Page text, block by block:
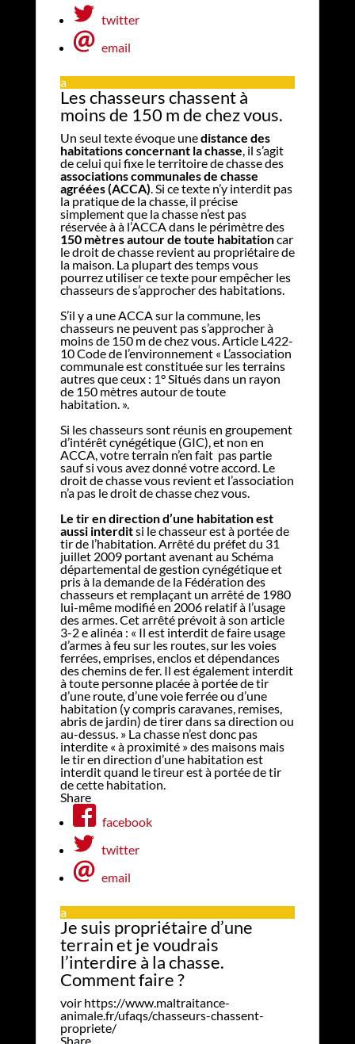
twitter
email
a
Les chasseurs chassent à
moins de 150 m de chez vous.
Un seul texte évoque unedistance des
habitations concernant la chasse , il s’agit
de celui qui fixe le territoire de chasse des
associations communales de chasse
agréées (ACCA) . Si ce texte n’y interdit pas
la pratique de la chasse, il précise
simplement que la chasse n’est pas
réservée à à l’ACCA dans le périmètre des
150 mètres autour de toute habitationcar
le droit de chasse revient au propriétaire de
la maison. La plupart des temps vous
pourrez utiliser ce texte pour empêcher les
chasseurs de s’approcher des habitations.
S’il y a une ACCA sur la commune, les
chasseurs ne peuvent pas s’approcher à
moins de 150 m de chez vous. Article L422-
10 Code de l’environnement « L’association
communale est constituée sur les terrains
autres que ceux : 1° Situés dans un rayon
de 150 mètres autour de toute
habitation. ».
Si les chasseurs sont réunis en groupement
d’intérêt cynégétique (GIC), et non en
ACCA, votre terrain n’en fait pas partie
sauf si vous avez donné votre accord. Le
droit de chasse vous revient et l’association
n’a pas le droit de chasse chez vous.
Le tir en direction d’une habitation est
aussi interditsi le chasseur est à portée de
tir de l’habitation. Arrêté du préfet du 31
juillet 2009 portant avenant au Schéma
départemental de gestion cynégétique et
pris à la demande de la Fédération des
chasseurs et remplaçant un arrêté de 1980
lui-même modifié en 2006 relatif à l’usage
des armes. Cet arrêté prévoit à son article
3-2 e alinéa : « Il est interdit de faire usage
d’armes à feu sur les routes, sur les voies
ferrées, emprises, enclos et dépendances
des chemins de fer. Il est également interdit
à toute personne placée à portée de tir
d’une route, d’une voie ferrée ou d’une
habitation (y compris caravanes, remises,
abris de jardin) de tirer dans sa direction ou
au-dessus. » La chasse n’est donc pas
interdite « à proximité » des maisons mais
le tir en direction d’une habitation est
interdit quand le tireur est à portée de tir
de cette habitation.
Share
facebook
twitter
email
a
Je suis propriétaire d’une
terrain et je voudrais
l’interdire à la chasse.
Comment faire ?
voir https://www.maltraitance-
animale.fr/ufaqs/chasseurs-chassent-
propriete/
Share